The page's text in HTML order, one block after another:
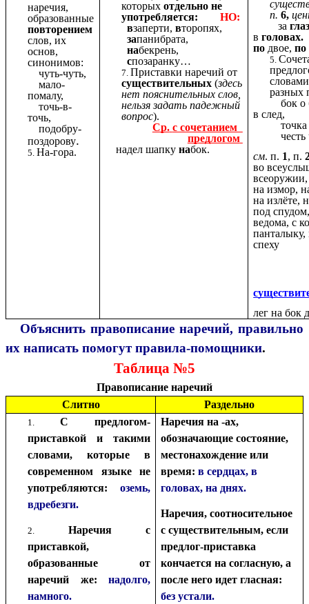
наречия,
образованные
повторением
слов, их
основ,
синонимов:
чуть-чуть,
мало-
помалу,
точь-в-
точь,
подобру-
поздорову.
На-гора.
которыхотдельно не
употребляется:НО:
взаперти,второпях,
запанибрата,
набекрень,
спозаранку…
Приставки наречий от
существительных (здесь
нет пояснительных слов,
нельзя задать падежный
вопрос).
Ср. с сочетанием
предлогом
надел шапкунабок.
п.6,
за
в головах.
по двое,по
разных
бок о
в след,
точка в
честь
см. п. 1, п.
во
всеоружии,
на измор,
на излёте,
под
ведома, с
панталыку,
спеху
лег на бок
Объяснить правописание наречий, правильно
их написать помогут правила-помощники.
Таблица №5
Правописание наречий
Слитно
Раздельно
С предлогом-
приставкой и такими
словами, которые в
современном языке не
употребляются: оземь,
вдребезги.
Наречия с
приставкой,
образованные от
наречий же: надолго,
намного.
Наречия на -ах,
обозначающие состояние,
местонахождение или
время:в сердцах, в
головах, на днях.
Наречия, соотносительное
с существительным, если
предлог-приставка
кончается на согласную, а
после него идет гласная:
без устали.